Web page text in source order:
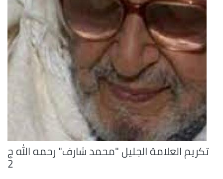
تكريم العلامة الجليل "محمد شارف" رحمه الله ج
2